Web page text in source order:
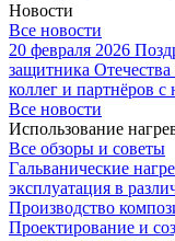
Новости
Все новости
20 февраля 2026
защитника Отечества
коллег и партнёров
Все новости
Использование
Все обзоры и советы
Гальванические
эксплуатация в
Производство
Проектирование и